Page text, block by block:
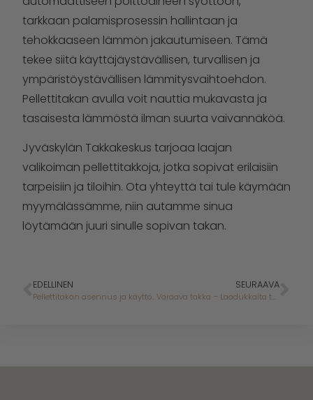
tarkkaan palamisprosessin hallintaan ja
tehokkaaseen lämmön jakautumiseen. Tämä
tekee siitä käyttäjäystävällisen, turvallisen ja
ympäristöystävällisen lämmitysvaihtoehdon.
Pellettitakan avulla voit nauttia mukavasta ja
tasaisesta lämmöstä ilman suurta vaivannäköä.
Jyväskylän Takkakeskus tarjoaa laajan
valikoiman pellettitakkoja, jotka sopivat erilaisiin
tarpeisiin ja tiloihin. Ota yhteyttä tai tule käymään
myymälässämme, niin autamme sinua
löytämään juuri sinulle sopivan takan.
EDELLINEN SEURAAVA
Varaava takka – Laadukkaita tulisijoja